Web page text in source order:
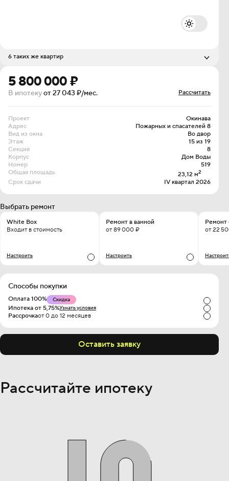
5 720 000 ₽
5 720 000 ₽
5 760 000 ₽
5 760 000 ₽ 13 из 19
5 800 000 ₽ 17 из 19
6 таких же квартир
5 800 000 ₽
В ипотекуот 27 043 ₽/мес. Рассчитать
Проект
Окинава
Адрес
Пожарных и спасателей 8
Вид из окна
Во двор
Этаж
15 из 19
Секция
8
Корпус
Дом Воды
Номер
519
Общая площадь
23,12 м2
Срок сдачи IV квартал 2026
Выбрать ремонт
White Box
Входит в стоимость
Настроить
Ремонт в ванной
от 89 000 ₽
Настроить
Ремонт
от 22
Способы покупки
Оплата 100% Скидка
Ипотека от 5,75%Узнать условия
Рассрочкаот 0 до 12 месяцев
Оставить заявку
Рассчитайте ипотеку